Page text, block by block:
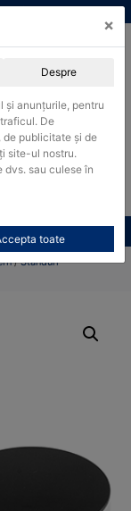
SEAP / SICAP
CAUTARE
/Standuri
×
Despre
și anunțurile, pentru
De
de publicitate și de
site-ul nostru.
sau culese în
toate